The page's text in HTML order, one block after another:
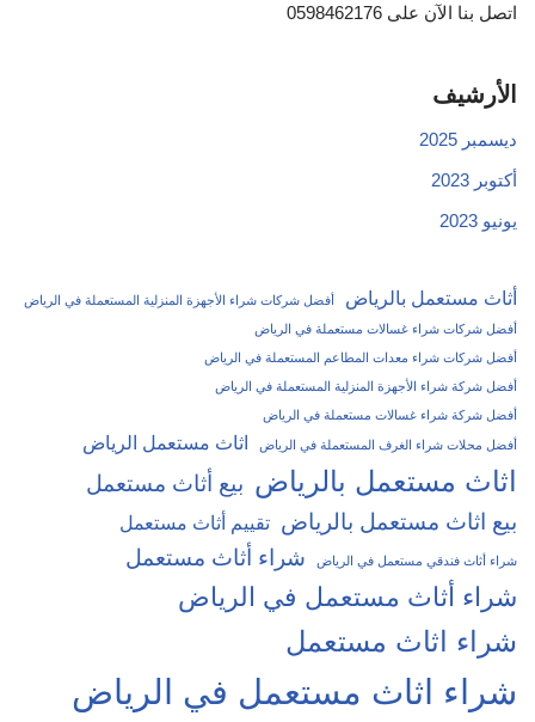
اتصل بنا الآن على 0598462176
الأرشيف
ديسمبر 2025
أكتوبر 2023
يونيو 2023
أثاث مستعمل بالرياض
أفضل شركات شراء الأجهزة المنزلية المستعملة في الرياض
أفضل شركات شراء غسالات مستعملة في الرياض
أفضل شركات شراء معدات المطاعم المستعملة في الرياض
أفضل شركة شراء الأجهزة المنزلية المستعملة في الرياض
أفضل شركة شراء غسالات مستعملة في الرياض
أفضل محلات شراء الغرف المستعملة في الرياض اثاث مستعمل الرياض
اثاث مستعمل بالرياض بيع أثاث مستعمل
بيع اثاث مستعمل بالرياض تقييم أثاث مستعمل
شراء أثاث فندقي مستعمل في الرياض شراء أثاث مستعمل
شراء أثاث مستعمل في الرياض
شراء اثاث مستعمل
شراء اثاث مستعمل في الرياض